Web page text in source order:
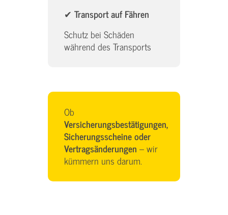
✔ Transport auf Fähren
Schutz bei Schäden
während des Transports
Ob
Versicherungsbestätigungen,
Sicherungsscheine oder
Vertragsänderungen – wir
kümmern uns darum.